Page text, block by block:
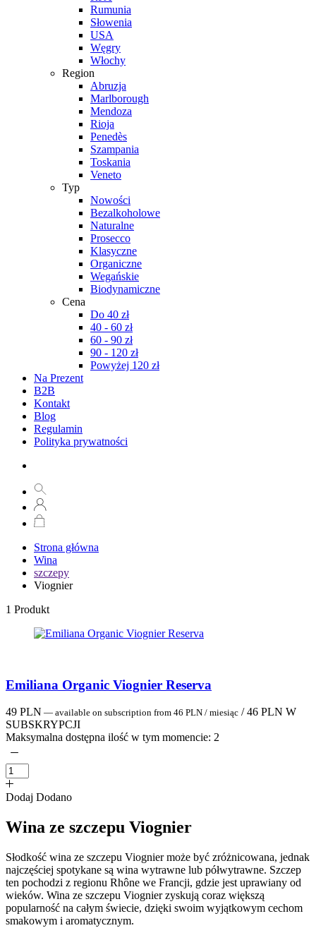
Rumunia
Słowenia
USA
Węgry
Włochy
Region
Abruzja
Marlborough
Mendoza
Rioja
Penedès
Szampania
Toskania
Veneto
Typ
Nowości
Bezalkoholowe
Naturalne
Prosecco
Klasyczne
Organiczne
Wegańskie
Biodynamiczne
Cena
Do 40 zł
40 - 60 zł
60 - 90 zł
90 - 120 zł
Powyżej 120 zł
Na Prezent
B2B
Kontakt
Blog
Regulamin
Polityka prywatności
Strona główna
Wina
szczepy
Viognier
1 Produkt
Emiliana Organic Viognier Reserva
49 PLN — available on subscription from 46 PLN / miesiąc / 46 PLN W
SUBSKRYPCJI
Maksymalna dostępna ilość w tym momencie: 2
Dodaj Dodano
Wina ze szczepu Viognier
Słodkość wina ze szczepu Viognier może być zróżnicowana, jednak
najczęściej spotykane są wina wytrawne lub półwytrawne. Szczep
ten pochodzi z regionu Rhône we Francji, gdzie jest uprawiany od
wieków. Wina ze szczepu Viognier zyskują coraz większą
popularność na całym świecie, dzięki swoim wyjątkowym cechom
smakowym i aromatycznym.